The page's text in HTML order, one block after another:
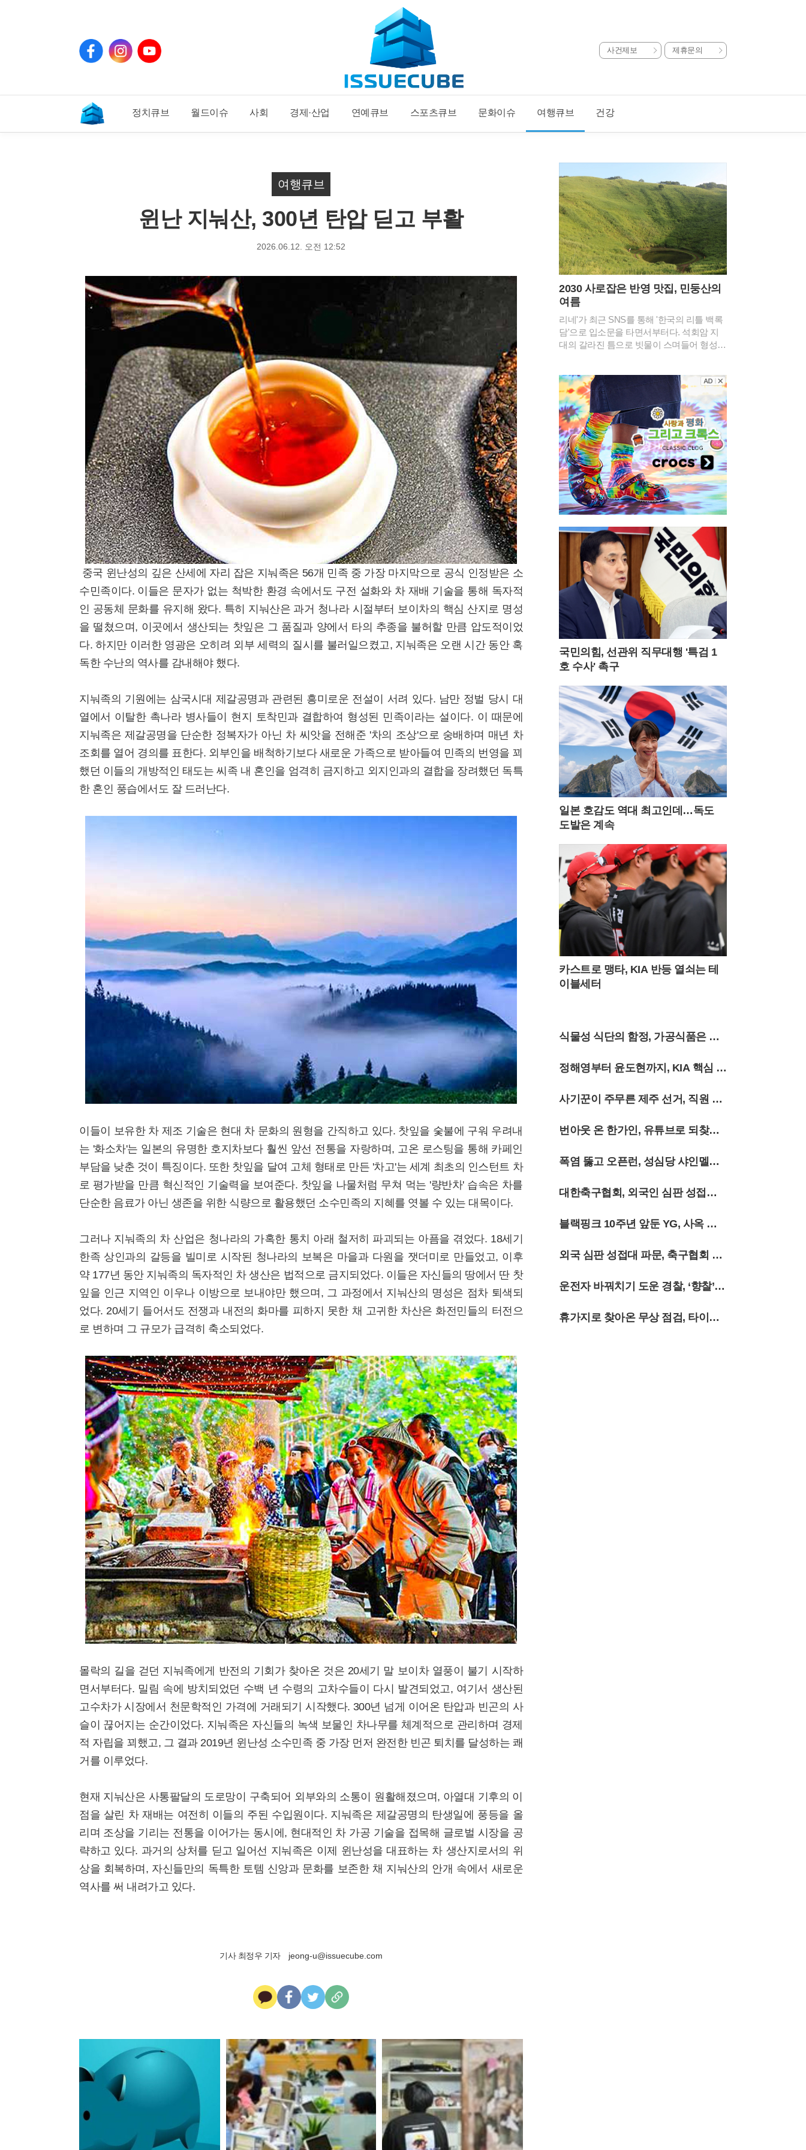
사건제보 제휴문의
페
이
스
인
스
타
유
튜
브
기
사
정치큐브 월드이슈 사회 경제·산업 연예큐브 스포츠큐브 문화이슈 여행큐브 건강
여행큐브
윈난 지눠산, 300년 탄압 딛고 부활
2026.06.12. 오전 12:52
중국 윈난성의 깊은 산세에 자리 잡은 지눠족은 56개 민족 중 가장 마지막으로 공식 인정받은 소
수민족이다. 이들은 문자가 없는 척박한 환경 속에서도 구전 설화와 차 재배 기술을 통해 독자적
인 공동체 문화를 유지해 왔다. 특히 지눠산은 과거 청나라 시절부터 보이차의 핵심 산지로 명성
을 떨쳤으며, 이곳에서 생산되는 찻잎은 그 품질과 양에서 타의 추종을 불허할 만큼 압도적이었
다. 하지만 이러한 영광은 오히려 외부 세력의 질시를 불러일으켰고, 지눠족은 오랜 시간 동안 혹
독한 수난의 역사를 감내해야 했다.
지눠족의 기원에는 삼국시대 제갈공명과 관련된 흥미로운 전설이 서려 있다. 남만 정벌 당시 대
열에서 이탈한 촉나라 병사들이 현지 토착민과 결합하여 형성된 민족이라는 설이다. 이 때문에
지눠족은 제갈공명을 단순한 정복자가 아닌 차 씨앗을 전해준 '차의 조상'으로 숭배하며 매년 차
조회를 열어 경의를 표한다. 외부인을 배척하기보다 새로운 가족으로 받아들여 민족의 번영을 꾀
했던 이들의 개방적인 태도는 씨족 내 혼인을 엄격히 금지하고 외지인과의 결합을 장려했던 독특
한 혼인 풍습에서도 잘 드러난다.
이들이 보유한 차 제조 기술은 현대 차 문화의 원형을 간직하고 있다. 찻잎을 숯불에 구워 우려내
는 '화소차'는 일본의 유명한 호지차보다 훨씬 앞선 전통을 자랑하며, 고온 로스팅을 통해 카페인
부담을 낮춘 것이 특징이다. 또한 찻잎을 달여 고체 형태로 만든 '차고'는 세계 최초의 인스턴트 차
로 평가받을 만큼 혁신적인 기술력을 보여준다. 찻잎을 나물처럼 무쳐 먹는 '량반차' 습속은 차를
단순한 음료가 아닌 생존을 위한 식량으로 활용했던 소수민족의 지혜를 엿볼 수 있는 대목이다.
그러나 지눠족의 차 산업은 청나라의 가혹한 통치 아래 철저히 파괴되는 아픔을 겪었다. 18세기
한족 상인과의 갈등을 빌미로 시작된 청나라의 보복은 마을과 다원을 잿더미로 만들었고, 이후
약 177년 동안 지눠족의 독자적인 차 생산은 법적으로 금지되었다. 이들은 자신들의 땅에서 딴 찻
잎을 인근 지역인 이우나 이방으로 보내야만 했으며, 그 과정에서 지눠산의 명성은 점차 퇴색되
었다. 20세기 들어서도 전쟁과 내전의 화마를 피하지 못한 채 고귀한 차산은 화전민들의 터전으
로 변하며 그 규모가 급격히 축소되었다.
몰락의 길을 걷던 지눠족에게 반전의 기회가 찾아온 것은 20세기 말 보이차 열풍이 불기 시작하
면서부터다. 밀림 속에 방치되었던 수백 년 수령의 고차수들이 다시 발견되었고, 여기서 생산된
고수차가 시장에서 천문학적인 가격에 거래되기 시작했다. 300년 넘게 이어온 탄압과 빈곤의 사
슬이 끊어지는 순간이었다. 지눠족은 자신들의 녹색 보물인 차나무를 체계적으로 관리하며 경제
적 자립을 꾀했고, 그 결과 2019년 윈난성 소수민족 중 가장 먼저 완전한 빈곤 퇴치를 달성하는 쾌
거를 이루었다.
현재 지눠산은 사통팔달의 도로망이 구축되어 외부와의 소통이 원활해졌으며, 아열대 기후의 이
점을 살린 차 재배는 여전히 이들의 주된 수입원이다. 지눠족은 제갈공명의 탄생일에 풍등을 올
리며 조상을 기리는 전통을 이어가는 동시에, 현대적인 차 가공 기술을 접목해 글로벌 시장을 공
략하고 있다. 과거의 상처를 딛고 일어선 지눠족은 이제 윈난성을 대표하는 차 생산지로서의 위
상을 회복하며, 자신들만의 독특한 토템 신앙과 문화를 보존한 채 지눠산의 안개 속에서 새로운
역사를 써 내려가고 있다.
기사 최정우 기자 jeong-u@issuecube.com
톡
북
복
사
2030 사로잡은 반영 맛집, 민둥산의
여름
리네'가 최근 SNS를 통해 '한국의 리틀 백록
담'으로 입소문을 타면서부터다. 석회암 지
대의 갈라진 틈으로 빗물이 스며들어 형성된
름의 기록적인 폭염 속에서도 이곳은 섭씨 2
0도 안팎의 서늘한 기온을 유지하며 피서객
들에게 새로운 트레킹 성지로 급부상했다.민
둥산 돌리네의 가장 큰 매력은 주변 능선이
물 표면에 그대로 비치는 투명한 반영에 있
다. 초록빛 억새 군락이 물웅덩이를 감싸 안
은 모습은 마치 정교하게 연출된 컴퓨터 배
경 화면을 연상케 한다. 과거 주민들이 산나
물 채취를 위해 매년 불을 놓았던 습관 덕분
에 정상부에 나무가 거의 없는 독특한 지형
이 형성되었고, 이는 오히려 돌리네의 탁 트
덕에 홀로 서 있는 나무 한 그루는 광활한 초
원 위에서 보석처럼 빛나며 사진 작가들과
젊은 층의 출사 포인트로 사랑받고 있다.이
곳의 날씨는 고지대 특유의 변화무쌍함을 간
직하고 있어 방문객들에게 매번 다른 감동을
선사한다. 맑은 날의 청량한 풍경도 일품이
지만, 갑작스럽게 골바람을 타고 밀려오는
운해는 돌리네를 순식간에 신비로운 안개 속
으로 밀어 넣는다. 구름에 휩싸인 물웅덩이
는 마치 전설 속의 성지처럼 경건한 분위기
를 자아내며 제주도의 삼성혈을 떠올리게 한
다. 여름철 이른 아침에 산을 오르면 억새 사
이로 피어오르는 물안개와 함께 몽환적인 대
자연의 생명력을 온몸으로 만끽할 수 있다.
민둥산을 오르는 경로는 체력과 시간대에 따
라 세 가지 선택지가 존재한다. 가장 대중적
인 제1코스는 증산초등학교에서 시작해 가
파른 길과 완만한 길 중 선택할 수 있으며, 제
2코스는 능전마을 주차장을 이용해 한 시간
정도 소요된다. 가장 빠르게 정상에 닿고 싶
다면 제3코스인 발구덕쉼터를 이용하는 것
이 효율적이다. 다만 최단 코스인 만큼 평일
새벽 6시 30분 이전에는 도착해야 주차 공간
을 확보할 수 있을 정도로 경쟁이 치열하다.
가족 단위 여행객들에게도 큰 부담이 없다.
대중교통을 이용하는 여행객들을 위한 편의
시설도 대폭 확충되었다. 서울 청량리역에서
기차를 타고 민둥산역에 도착하면 주말마다
운행되는 셔틀버스를 이용해 주요 등산로 입
구까지 편리하게 이동할 수 있다. 2026년 셔
틀버스 운행은 11월 초순까지 주말 한정으로
하루 4회 운영되며, 시기에 따라 민둥산역과
능전마을 주차장을 기점으로 노선이 조정된
다. 지자체는 관광객 급증에 대비해 임시 운
행 여부를 실시간으로 공지하고 있으며, 반
려견과 함께 동행하는 여행객들을 위한 배려
한 경험을 제공한다. 돈으로 환산할 수 없는
산행의 기억은 단순한 관광 이상의 가치를
지닌다. 정선군 여량면 일대의 고즈넉한 분
이번 여름 시즌은 억새가 은빛으로 변하기
객들은 출국 전 복잡한 절차 대신 가벼운 등
산화와 카메라를 챙겨 강원도의 깊은 산속으
국민의힘, 선관위 직무대행 '특검 1
호 수사' 촉구
일본 호감도 역대 최고인데…독도
도발은 계속
카스트로 맹타, KIA 반등 열쇠는 테
이블세터
식물성 식단의 함정, 가공식품은 염
증 유발
정해영부터 윤도현까지, KIA 핵심 3
인 상무행
사기꾼이 주무른 제주 선거, 직원 강
제 동원
번아웃 온 한가인, 유튜브로 되찾은
삶의 질
폭염 뚫고 오픈런, 성심당 샤인멜론
시루 출시
대한축구협회, 외국인 심판 성접대
의혹에 축구팬 ‘폭발’
블랙핑크 10주년 앞둔 YG, 사옥 앞
골프채 소동까지
외국 심판 성접대 파문, 축구협회 15
년 전 흑역사 폭로
운전자 바꿔치기 도운 경찰, ‘향찰’
유착의 민낯
휴가지로 찾아온 무상 점검, 타이어